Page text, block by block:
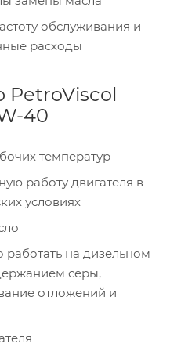
обслуживания и
расходы
PetroViscol
40
температур
работу двигателя в
условиях
на дизельном
серы,
отложений и